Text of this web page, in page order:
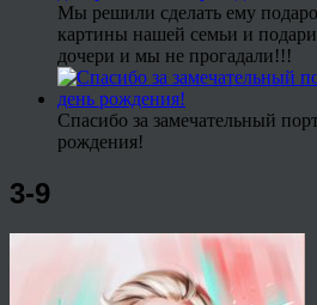
Мы решили сделать ему
картины нашей семьи и
дочери и мы не прогадали!!!
Спасибо за замечательный
рождения!
3-9